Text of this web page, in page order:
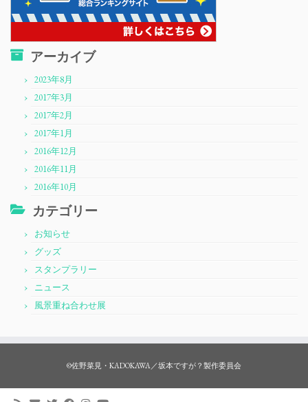
アーカイブ
2023年8月
2017年3月
2017年2月
2017年1月
2016年12月
2016年11月
2016年10月
カテゴリー
お知らせ
グッズ
スタンプラリー
ニュース
風景重ね合わせ展
©佐野菜見・KADOKAWA／坂本ですが？製作委員会